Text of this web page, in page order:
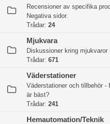
Recensioner av specifika
Negativa sidor.
Trådar: 24
Mjukvara
Diskussioner kring mjukvaror
Trådar: 671
Väderstationer
Väderstationer och tillbehör -
är bäst?
Trådar: 241
Hemautomation/Teknik